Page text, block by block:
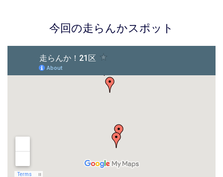
今回の走らんかスポット